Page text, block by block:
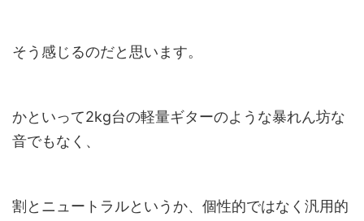
そう感じるのだと思います。
かといって2kg台の軽量ギターのような暴れん坊な
音でもなく、
割とニュートラルというか、個性的ではなく汎用的